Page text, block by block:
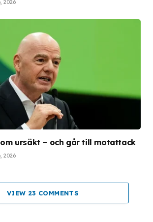
2026
ursäkt – och går till motattack
2026
VIEW 23 COMMENTS